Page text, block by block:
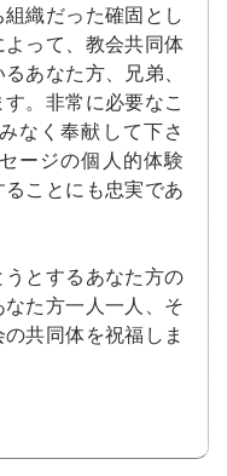
織だった確固とし
って、教会共同体
あなた方、兄弟、
。非常に必要なこ
なく奉献して下さ
ージの個人的体験
ことにも忠実であ
とするあなた方の
た方一人一人、そ
共同体を祝福しま